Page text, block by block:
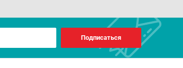
Подписаться